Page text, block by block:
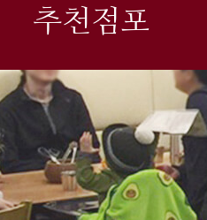
추천점포